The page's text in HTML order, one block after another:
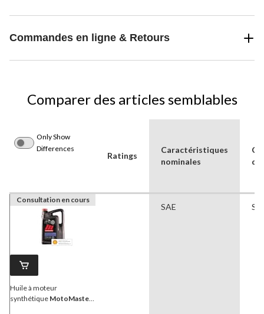
Commandes en ligne & Retours
Comparer des articles semblables
Only Show
Differences
Ratings
Caractéristiques
nominales
Consultation en cours
Huile à moteur
synthétique MotoMaster,
SAE